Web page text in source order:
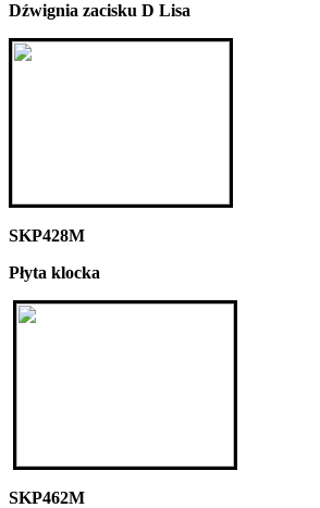
Dźwignia zacisku D Lisa
SKP428M
Płyta klocka
SKP462M